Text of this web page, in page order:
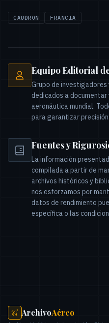
CAUDRON FRANCIA
Equipo Editorial
Grupo de
dedicados a
aeronáutica mundial.
para garantizar
Fuentes y
La información
compilada a partir de
archivos históricos y
nos esforzamos por
datos de rendimiento
específica o las
ArchivoAéreo